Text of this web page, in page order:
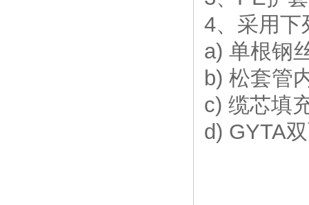
4、采用下
a) 单根钢
b) 松套管
c) 缆芯填
d) GYTA